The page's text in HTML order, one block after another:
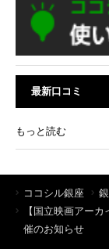
最新口コミ
もっと読む
ココシル銀座
【国立映画アー
催のお知らせ